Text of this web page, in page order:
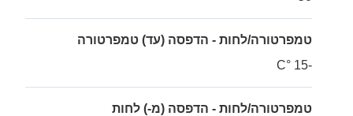
טמפרטורה/לחות - הדפסה (עד) טמפרטורה
-15 °C
טמפרטורה/לחות - הדפסה (מ-) לחות